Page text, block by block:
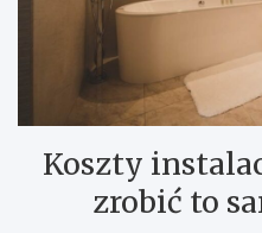
Koszty
zrobić to